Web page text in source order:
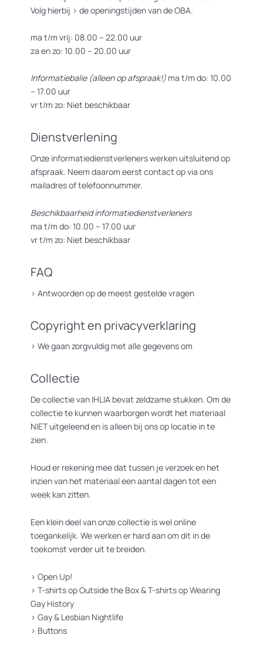
Volg hierbij > de openingstijden van de OBA.
ma t/m vrij: 08.00 – 22.00 uur
za en zo: 10.00 – 20.00 uur
Informatiebalie (alleen op afspraak!) ma t/m do: 10.00
– 17.00 uur
vr t/m zo: Niet beschikbaar
Dienstverlening
Onze informatiedienstverleners werken uitsluitend op
afspraak. Neem daarom eerst contact op via ons
mailadres of telefoonnummer.
Beschikbaarheid informatiedienstverleners
ma t/m do: 10.00 – 17.00 uur
vr t/m zo: Niet beschikbaar
FAQ
> Antwoorden op de meest gestelde vragen
Copyright en privacyverklaring
> We gaan zorgvuldig met alle gegevens om
Collectie
De collectie van IHLIA bevat zeldzame stukken. Om de
collectie te kunnen waarborgen wordt het materiaal
NIET uitgeleend en is alleen bij ons op locatie in te
zien.
Houd er rekening mee dat tussen je verzoek en het
inzien van het materiaal een aantal dagen tot een
week kan zitten.
Een klein deel van onze collectie is wel online
toegankelijk. We werken er hard aan om dit in de
toekomst verder uit te breiden.
> Open Up!
> T-shirts op Outside the Box&T-shirts op Wearing
Gay History
> Gay & Lesbian Nightlife
> Buttons